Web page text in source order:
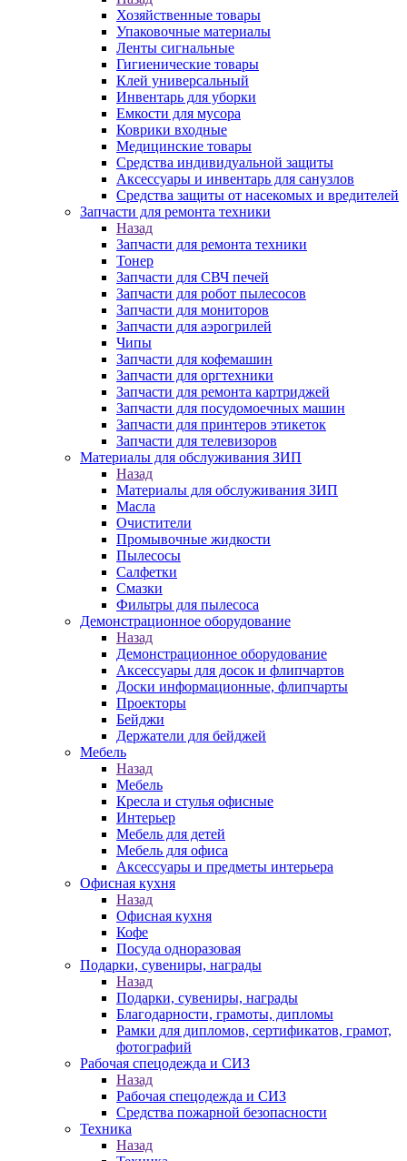
Хозяйственные товары
Упаковочные материалы
Ленты сигнальные
Гигиенические товары
Клей универсальный
Инвентарь для уборки
Емкости для мусора
Коврики входные
Медицинские товары
Средства индивидуальной защиты
Аксессуары и инвентарь для санузлов
Средства защиты от насекомых и вредителей
Запчасти для ремонта техники
Назад
Запчасти для ремонта техники
Тонер
Запчасти для СВЧ печей
Запчасти для робот пылесосов
Запчасти для мониторов
Запчасти для аэрогрилей
Чипы
Запчасти для кофемашин
Запчасти для оргтехники
Запчасти для ремонта картриджей
Запчасти для посудомоечных машин
Запчасти для принтеров этикеток
Запчасти для телевизоров
Материалы для обслуживания ЗИП
Назад
Материалы для обслуживания ЗИП
Масла
Очистители
Промывочные жидкости
Пылесосы
Салфетки
Смазки
Фильтры для пылесоса
Демонстрационное оборудование
Назад
Демонстрационное оборудование
Аксессуары для досок и флипчартов
Доски информационные, флипчарты
Проекторы
Бейджи
Держатели для бейджей
Мебель
Назад
Мебель
Кресла и стулья офисные
Интерьер
Мебель для детей
Мебель для офиса
Аксессуары и предметы интерьера
Офисная кухня
Назад
Офисная кухня
Кофе
Посуда одноразовая
Подарки, сувениры, награды
Назад
Подарки, сувениры, награды
Благодарности, грамоты, дипломы
Рамки для дипломов, сертификатов, грамот,
фотографий
Рабочая спецодежда и СИЗ
Назад
Рабочая спецодежда и СИЗ
Средства пожарной безопасности
Техника
Назад